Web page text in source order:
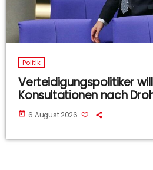
Politik
Verteidigungspolitiker
Konsultationen nach
today 6 August 2026